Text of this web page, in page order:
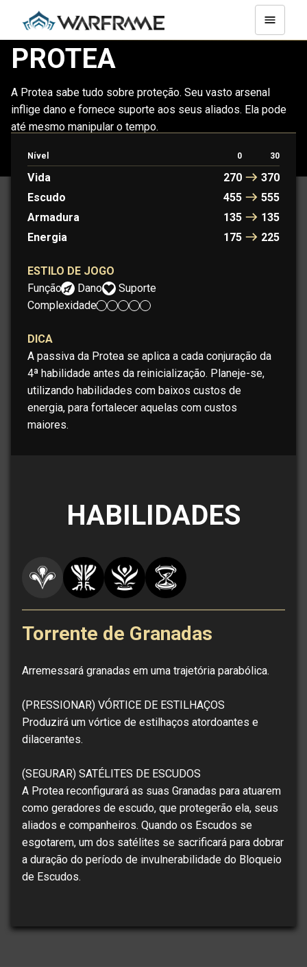
PROTEA
A Protea sabe tudo sobre proteção. Seu vasto arsenal
inflige dano e fornece suporte aos seus aliados. Ela pode
até mesmo manipular o tempo.
Nível 0 30
Vida 270
370
Escudo
455
555
Armadura
135
135
Energia
175 225
ESTILO DE JOGO
Função:
Dano
Suporte
Complexidade:
DICA
A passiva da Protea se aplica a cada conjuração da
4ª habilidade antes da reinicialização. Planeje-se,
utilizando habilidades com baixos custos de
energia, para fortalecer aquelas com custos
maiores.
HABILIDADES
Torrente de Granadas
Arremessará granadas em uma trajetória parabólica.
(PRESSIONAR) VÓRTICE DE ESTILHAÇOS
Produzirá um vórtice de estilhaços atordoantes e
dilacerantes.
(SEGURAR) SATÉLITES DE ESCUDOS
A Protea reconfigurará as suas Granadas para atuarem
como geradores de escudo, que protegerão ela, seus
aliados e companheiros. Quando os Escudos se
esgotarem, um dos satélites se sacrificará para dobrar
a duração do período de invulnerabilidade do Bloqueio
de Escudos.